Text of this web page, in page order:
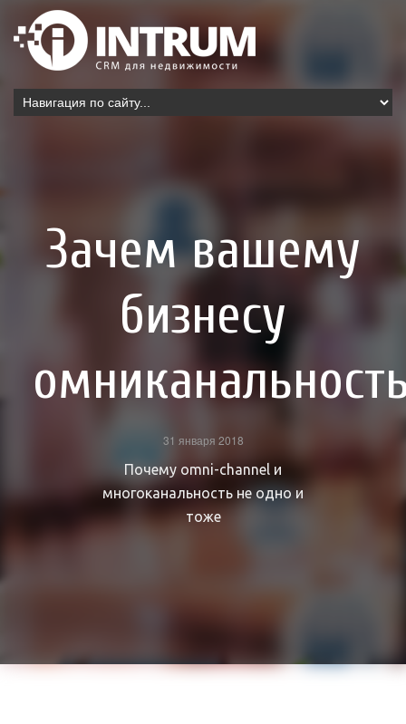
Зачем вашему
бизнесу
31 января 2018
Почему omni-channel и
многоканальность не одно и
тоже